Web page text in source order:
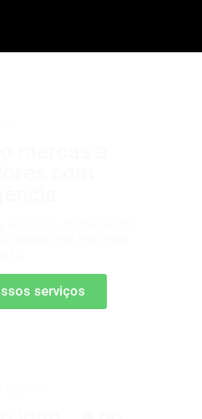
serviços